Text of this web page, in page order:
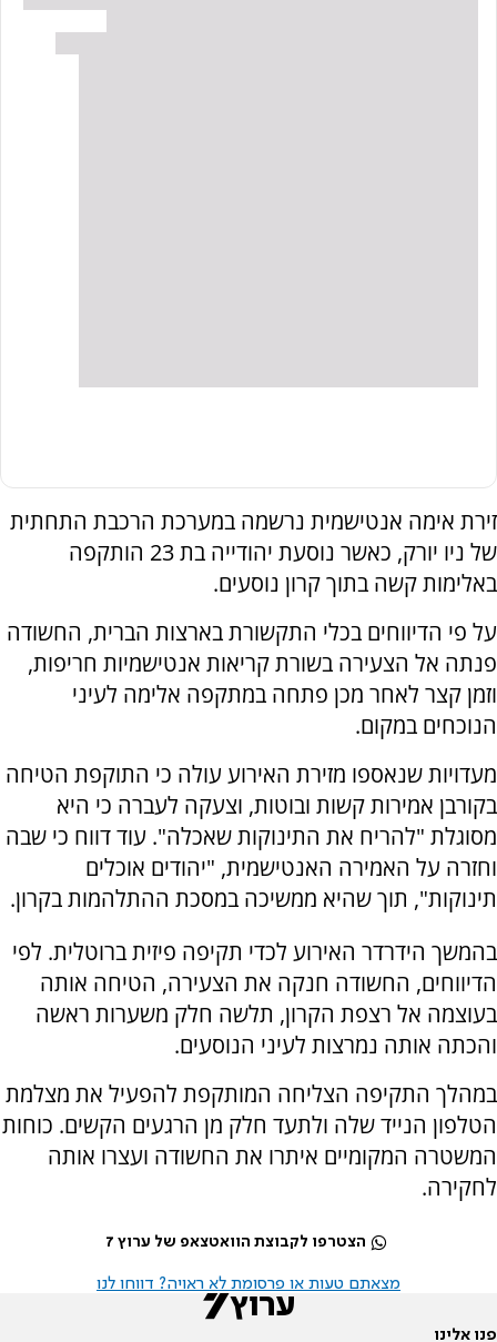
זירת אימה אנטישמית נרשמה במערכת הרכבת התחתית
של ניו יורק, כאשר נוסעת יהודייה בת 23 הותקפה
באלימות קשה בתוך קרון נוסעים.
על פי הדיווחים בכלי התקשורת בארצות הברית, החשודה
פנתה אל הצעירה בשורת קריאות אנטישמיות חריפות,
וזמן קצר לאחר מכן פתחה במתקפה אלימה לעיני
הנוכחים במקום.
מעדויות שנאספו מזירת האירוע עולה כי התוקפת הטיחה
בקורבן אמירות קשות ובוטות, וצעקה לעברה כי היא
מסוגלת "להריח את התינוקות שאכלה". עוד דווח כי שבה
וחזרה על האמירה האנטישמית, "יהודים אוכלים
תינוקות", תוך שהיא ממשיכה במסכת ההתלהמות בקרון.
בהמשך הידרדר האירוע לכדי תקיפה פיזית ברוטלית. לפי
הדיווחים, החשודה חנקה את הצעירה, הטיחה אותה
בעוצמה אל רצפת הקרון, תלשה חלק משערות ראשה
והכתה אותה נמרצות לעיני הנוסעים.
במהלך התקיפה הצליחה המותקפת להפעיל את מצלמת
הטלפון הנייד שלה ולתעד חלק מן הרגעים הקשים. כוחות
המשטרה המקומיים איתרו את החשודה ועצרו אותה
לחקירה.
הצטרפו לקבוצת הוואטצאפ של ערוץ 7
מצאתם טעות או פרסומת לא ראויה? דווחו לנו
פנו אלינו